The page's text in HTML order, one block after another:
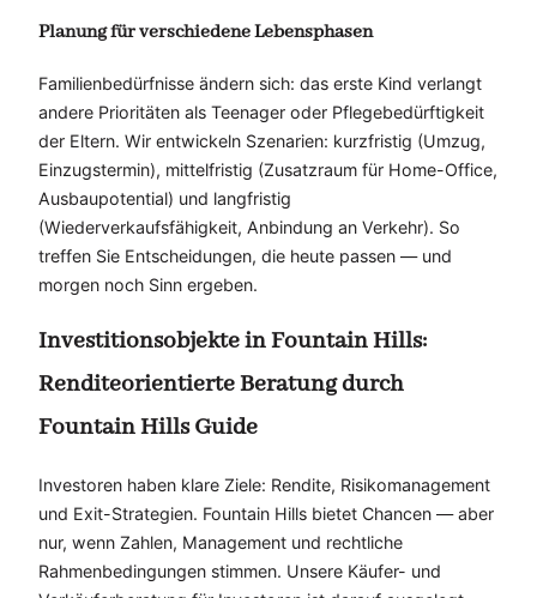
Planung für verschiedene Lebensphasen
Familienbedürfnisse ändern sich: das erste Kind verlangt
andere Prioritäten als Teenager oder Pflegebedürftigkeit
der Eltern. Wir entwickeln Szenarien: kurzfristig (Umzug,
Einzugstermin), mittelfristig (Zusatzraum für Home-Office,
Ausbaupotential) und langfristig
(Wiederverkaufsfähigkeit, Anbindung an Verkehr). So
treffen Sie Entscheidungen, die heute passen — und
morgen noch Sinn ergeben.
Investitionsobjekte in Fountain Hills:
Renditeorientierte Beratung durch
Fountain Hills Guide
Investoren haben klare Ziele: Rendite, Risikomanagement
und Exit-Strategien. Fountain Hills bietet Chancen — aber
nur, wenn Zahlen, Management und rechtliche
Rahmenbedingungen stimmen. Unsere Käufer- und